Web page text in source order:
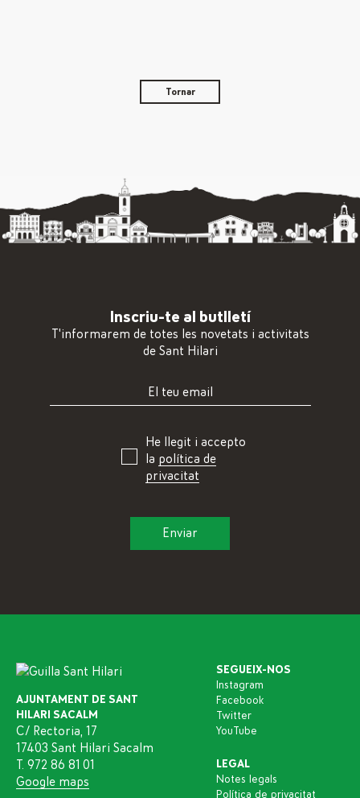
Tornar
Inscriu-te al butlletí
T'informarem de totes les novetats i activitats
de Sant Hilari
He llegit i accepto
la política de
privacitat
AJUNTAMENT DE SANT
HILARI SACALM
C/ Rectoria, 17
17403 Sant Hilari Sacalm
T. 972 86 81 01
Google maps
SEGUEIX-NOS
Instagram
Facebook
Twitter
YouTube
LEGAL
Notes legals
Política de privacitat